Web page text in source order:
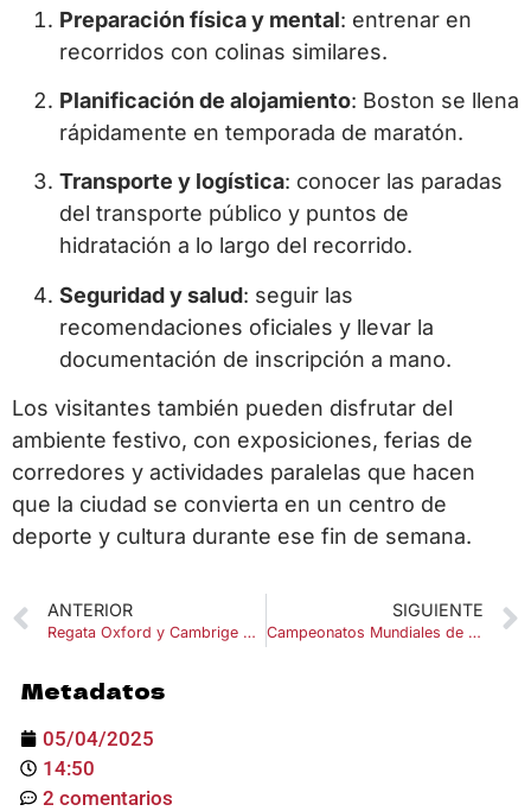
Preparación física y mental: entrenar en
recorridos con colinas similares.
Planificación de alojamiento: Boston se llena
rápidamente en temporada de maratón.
Transporte y logística: conocer las paradas
del transporte público y puntos de
hidratación a lo largo del recorrido.
Seguridad y salud: seguir las
recomendaciones oficiales y llevar la
documentación de inscripción a mano.
Los visitantes también pueden disfrutar del
ambiente festivo, con exposiciones, ferias de
corredores y actividades paralelas que hacen
que la ciudad se convierta en un centro de
deporte y cultura durante ese fin de semana.
ANTERIOR
Regata Oxford y Cambrige 2025
SIGUIENTE
Campeonatos Mundiales de Hípica en Aachen 2026: todo lo que debes saber
Metadatos
05/04/2025
14:50
2 comentarios